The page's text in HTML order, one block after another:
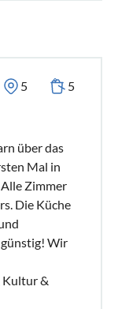
5 5
über das
Mal in
Zimmer
Die Küche
Wir
Kultur &